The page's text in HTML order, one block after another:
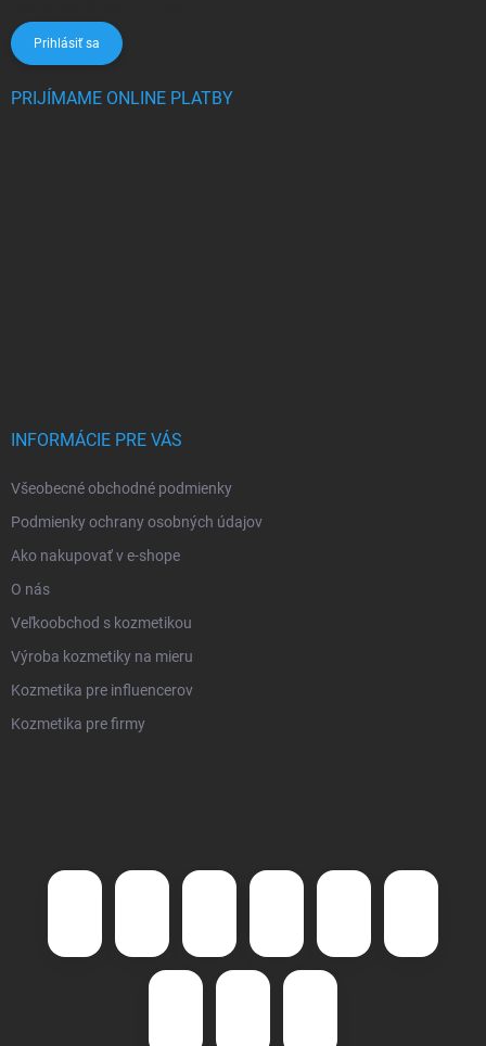
Prihlásiť sa
PRIJÍMAME ONLINE PLATBY
INFORMÁCIE PRE VÁS
Všeobecné obchodné podmienky
Podmienky ochrany osobných údajov
Ako nakupovať v e-shope
O nás
Veľkoobchod s kozmetikou
Výroba kozmetiky na mieru
Kozmetika pre influencerov
Kozmetika pre firmy